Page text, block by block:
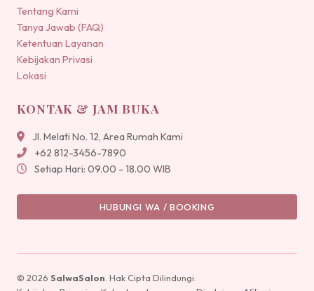
Tentang Kami
Tanya Jawab (FAQ)
Ketentuan Layanan
Kebijakan Privasi
Lokasi
KONTAK & JAM BUKA
Jl. Melati No. 12, Area Rumah Kami
+62 812-3456-7890
Setiap Hari: 09.00 - 18.00 WIB
HUBUNGI WA / BOOKING
© 2026 SalwaSalon . Hak Cipta Dilindungi.